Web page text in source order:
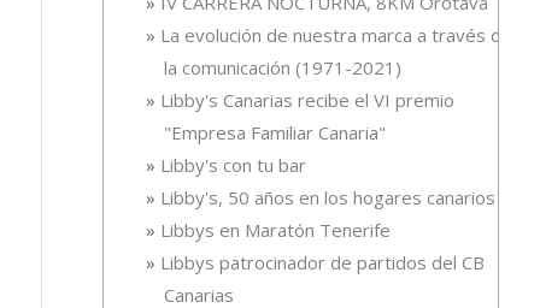
La evolución de nuestra marca a través de
la comunicación (1971-2021)
Libby's Canarias recibe el VI premio
"Empresa Familiar Canaria"
Libby's con tu bar
Libby's, 50 años en los hogares canarios
Libbys en Maratón Tenerife
Libbys patrocinador de partidos del CB
Canarias